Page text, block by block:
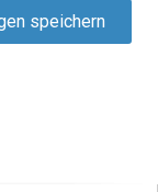
speichern